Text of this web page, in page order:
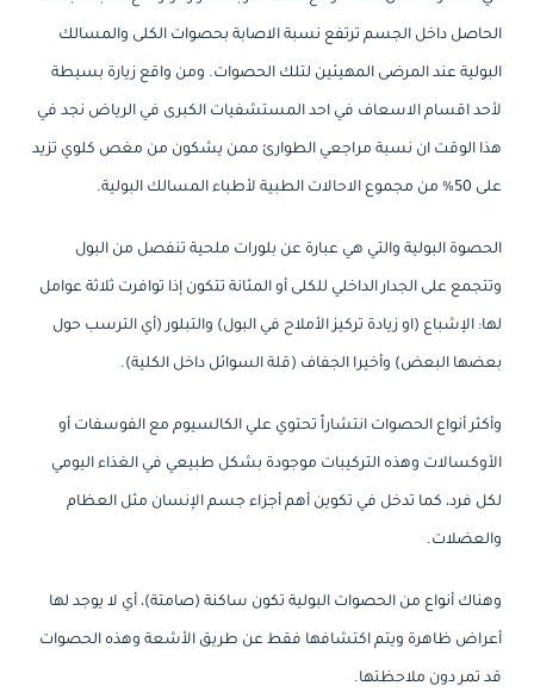
الحاصل داخل الجسم ترتفع نسبة الاصابة بحصوات الكلى والمسالك
البولية عند المرضى المهيئين لتلك الحصوات. ومن واقع زيارة بسيطة
لأحد اقسام الاسعاف في احد المستشفيات الكبرى في الرياض نجد في
هذا الوقت ان نسبة مراجعي الطوارئ ممن يشكون من مغص كلوي تزيد
على 50% من مجموع الاحالات الطبية لأطباء المسالك البولية.
الحصوة البولية والتي هي عبارة عن بلورات ملحية تنفصل من البول
وتتجمع على الجدار الداخلي للكلى أو المثانة تتكون إذا توافرت ثلاثة عوامل
لها: الإشباع (او زيادة تركيز الأملاح في البول) والتبلور (أي الترسب حول
بعضها البعض) وأخيرا الجفاف (قلة السوائل داخل الكلية).
وأكثر أنواع الحصوات انتشاراً تحتوي علي الكالسيوم مع الفوسفات أو
الأوكسالات وهذه التركيبات موجودة بشكل طبيعي في الغذاء اليومي
لكل فرد، كما تدخل في تكوين أهم أجزاء جسم الإنسان مثل العظام
والعضلات.
وهناك أنواع من الحصوات البولية تكون ساكنة (صامتة)، أي لا يوجد لها
أعراض ظاهرة ويتم اكتشافها فقط عن طريق الأشعة وهذه الحصوات
قد تمر دون ملاحظتها.